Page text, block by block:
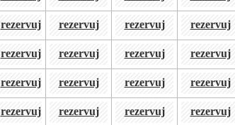
rezervuj rezervuj rezervuj rezervuj
rezervuj rezervuj rezervuj rezervuj
rezervuj rezervuj rezervuj rezervuj
rezervuj rezervuj rezervuj rezervuj